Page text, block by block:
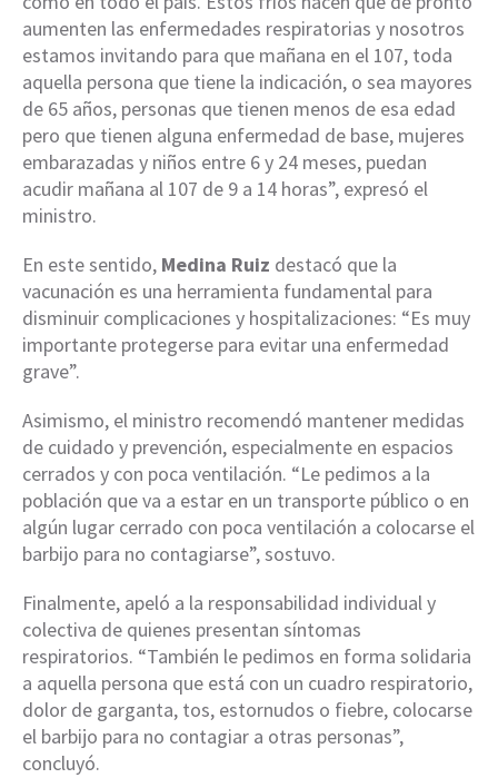
aumenten las enfermedades respiratorias y nosotros
estamos invitando para que mañana en el 107, toda
aquella persona que tiene la indicación, o sea mayores
de 65 años, personas que tienen menos de esa edad
pero que tienen alguna enfermedad de base, mujeres
embarazadas y niños entre 6 y 24 meses, puedan
acudir mañana al 107 de 9 a 14 horas”, expresó el
ministro.
En este sentido, Medina Ruiz destacó que la
vacunación es una herramienta fundamental para
disminuir complicaciones y hospitalizaciones: “Es muy
importante protegerse para evitar una enfermedad
grave”.
Asimismo, el ministro recomendó mantener medidas
de cuidado y prevención, especialmente en espacios
cerrados y con poca ventilación. “Le pedimos a la
población que va a estar en un transporte público o en
algún lugar cerrado con poca ventilación a colocarse el
barbijo para no contagiarse”, sostuvo.
Finalmente, apeló a la responsabilidad individual y
colectiva de quienes presentan síntomas
respiratorios. “También le pedimos en forma solidaria
a aquella persona que está con un cuadro respiratorio,
dolor de garganta, tos, estornudos o fiebre, colocarse
el barbijo para no contagiar a otras personas”,
concluyó.